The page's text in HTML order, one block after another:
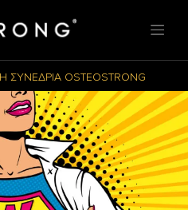
ΣΥΝΕΔΡΙΑ OSTEOSTRONG